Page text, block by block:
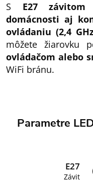
S E27 závitom
domácnosti aj
ovládaniu (2,4
môžete žiarovku
ovládačom alebo
WiFi bránu.
Parametre
E27
Závit